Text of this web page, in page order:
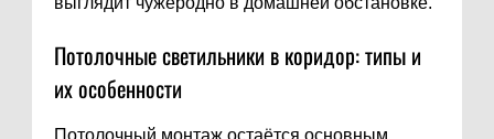
Потолочные светильники в коридор: типы и
их особенности